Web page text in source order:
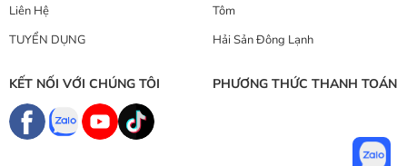
Liên Hệ
TUYỂN DỤNG
Tôm
Hải Sản Đông Lạnh
KẾT NỐI VỚI CHÚNG TÔI PHƯƠNG THỨC THANH TOÁN